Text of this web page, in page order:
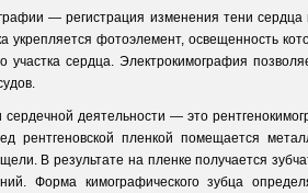
— регистрация изменения тени
фотоэлемент, освещенность
участка сердца. Электрокимография
сердечной деятельности — это
рентгеновской пленкой помещается
В результате на пленке получается
Форма кимографического зубца